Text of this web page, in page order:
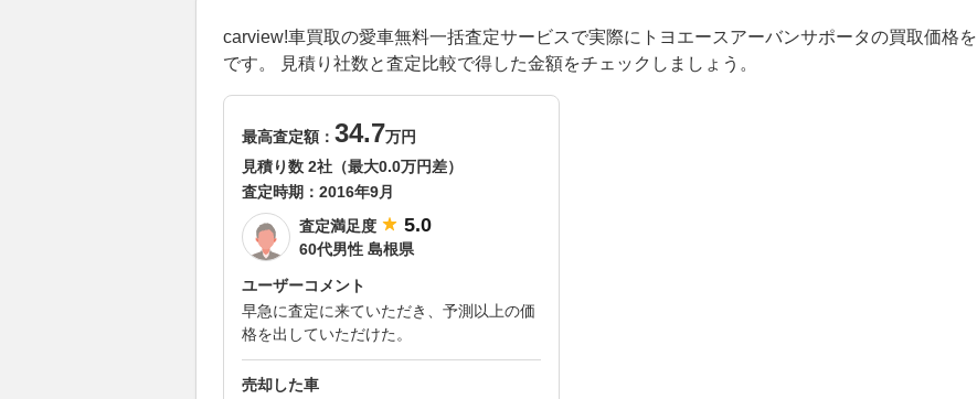
carview!車買取の愛車無料一括査定サービスで実際にトヨエースアーバンサポータの買取価格
です。 見積り社数と査定比較で得した金額をチェックしましょう。
最高査定額： 34.7万円
見積り数 2社（最大0.0万円差）
査定時期： 2016年9月
査定満足度
5.0
60代男性 島根県
ユーザーコメント
早急に査定に来ていただき、予測以上の価
格を出していただけた。
売却した車